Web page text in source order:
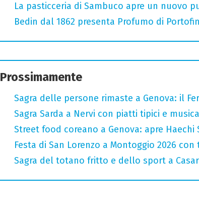
La pasticceria di Sambuco apre un nuovo
Bedin dal 1862 presenta Profumo di
Prossimamente
Sagra delle persone rimaste a Genova: il
Sagra Sarda a Nervi con piatti tipici e
Street food coreano a Genova: apre Haechi
Festa di San Lorenzo a Montoggio 2026
Sagra del totano fritto e dello sport a